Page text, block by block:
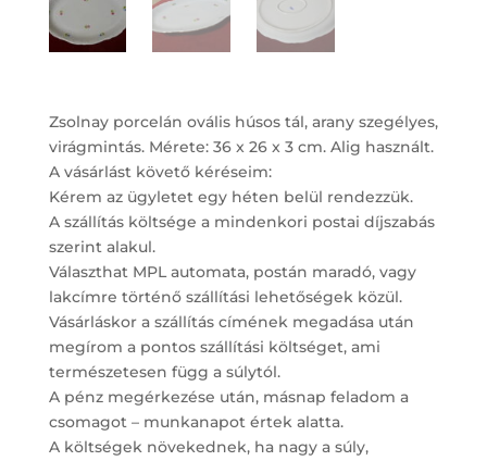
Zsolnay porcelán ovális húsos tál, arany szegélyes,
virágmintás. Mérete: 36 x 26 x 3 cm. Alig használt.
A vásárlást követő kéréseim:
Kérem az ügyletet egy héten belül rendezzük.
A szállítás költsége a mindenkori postai díjszabás
szerint alakul.
Választhat MPL automata, postán maradó, vagy
lakcímre történő szállítási lehetőségek közül.
Vásárláskor a szállítás címének megadása után
megírom a pontos szállítási költséget, ami
természetesen függ a súlytól.
A pénz megérkezése után, másnap feladom a
csomagot – munkanapot értek alatta.
A költségek növekednek, ha nagy a súly,